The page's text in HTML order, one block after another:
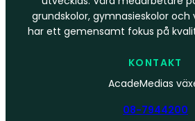
grundskolor, gymnasieskolor
har ett gemensamt fokus på
KONTAKT
AcadeMedias
08-7944200